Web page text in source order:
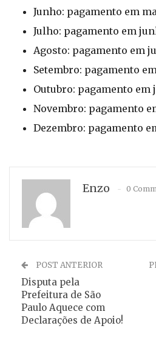
Junho: pagamento em
Julho: pagamento em
Agosto: pagamento em
Setembro: pagamento
Outubro: pagamento em
Novembro: pagamento
Dezembro: pagamento
Enzo 0
POST ANTERIOR
Disputa pela
Prefeitura de São
Paulo Aquece com
Declarações de Apoio!